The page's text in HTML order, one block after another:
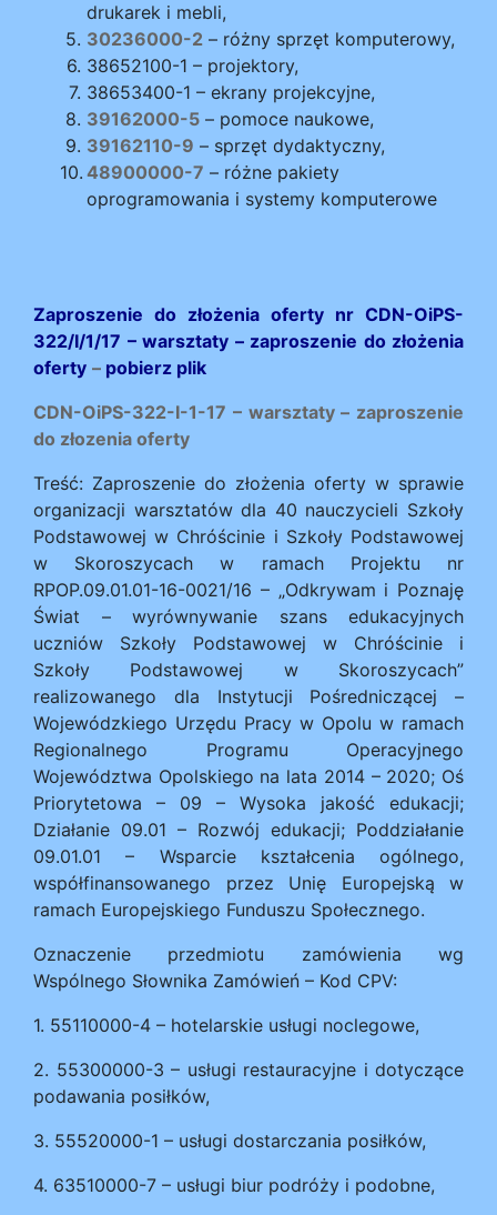
drukarek i mebli,
30236000-2– różny sprzęt komputerowy,
38652100-1 – projektory,
38653400-1 – ekrany projekcyjne,
39162000-5– pomoce naukowe,
39162110-9 – sprzęt dydaktyczny,
48900000-7 – różne pakiety
oprogramowania i systemy komputerowe
Zaproszenie do złożenia oferty nr CDN-OiPS-
322/I/1/17 – warsztaty – zaproszenie do złożenia
oferty – pobierz plik
CDN-OiPS-322-I-1-17 – warsztaty – zaproszenie
do złozenia oferty
Treść: Zaproszenie do złożenia oferty w sprawie
organizacji warsztatów dla 40 nauczycieli Szkoły
Podstawowej w Chróścinie i Szkoły Podstawowej
w Skoroszycach w ramach Projektu nr
RPOP.09.01.01-16-0021/16 – „Odkrywam i Poznaję
Świat – wyrównywanie szans edukacyjnych
uczniów Szkoły Podstawowej w Chróścinie i
Szkoły Podstawowej w Skoroszycach”
realizowanego dla Instytucji Pośredniczącej –
Wojewódzkiego Urzędu Pracy w Opolu w ramach
Regionalnego Programu Operacyjnego
Województwa Opolskiego na lata 2014 – 2020; Oś
Priorytetowa – 09 – Wysoka jakość edukacji;
Działanie 09.01 – Rozwój edukacji; Poddziałanie
09.01.01 – Wsparcie kształcenia ogólnego,
współfinansowanego przez Unię Europejską w
ramach Europejskiego Funduszu Społecznego.
Oznaczenie przedmiotu zamówienia wg
Wspólnego Słownika Zamówień – Kod CPV:
1. 55110000-4 – hotelarskie usługi noclegowe,
2. 55300000-3 – usługi restauracyjne i dotyczące
podawania posiłków,
3. 55520000-1 – usługi dostarczania posiłków,
4. 63510000-7 – usługi biur podróży i podobne,